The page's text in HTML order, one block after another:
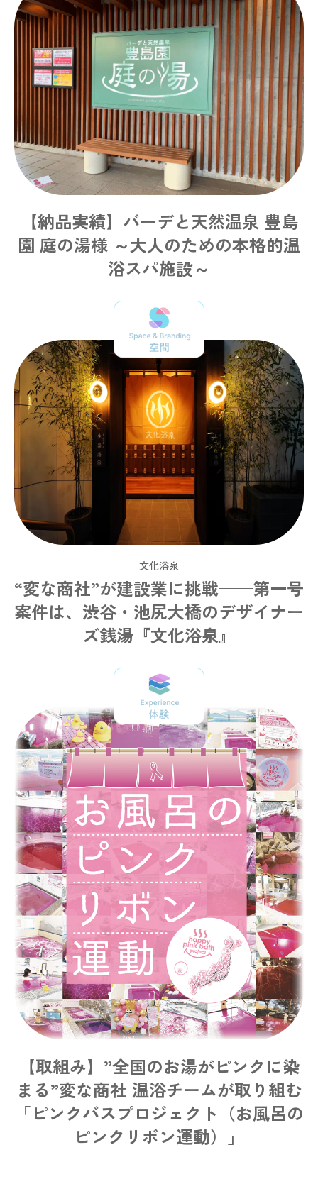
【納品実績】バーデと天然温泉 豊島
園 庭の湯様 ～大人のための本格的温
浴スパ施設～
文化浴泉
“変な商社”が建設業に挑戦──第一号
案件は、渋谷・池尻大橋のデザイナー
ズ銭湯『文化浴泉』
【取組み】”全国のお湯がピンクに染
まる”変な商社 温浴チームが取り組む
「ピンクバスプロジェクト（お風呂の
ピンクリボン運動）」